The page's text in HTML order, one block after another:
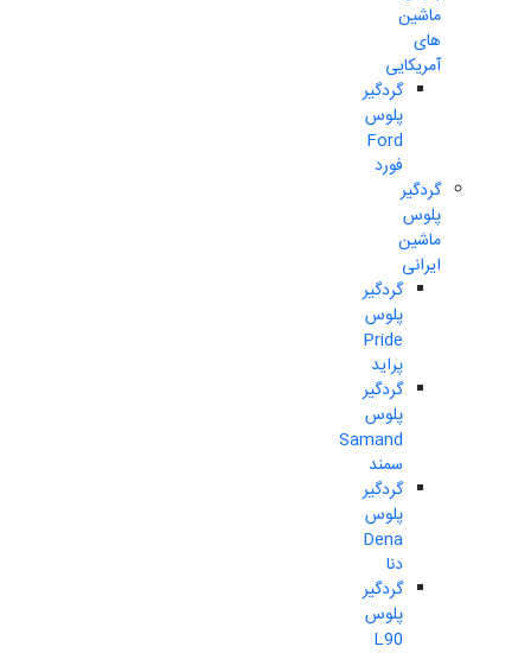
ماشین
های
آمریکایی
گردگیر
پلوس
Ford
فورد
گردگیر
پلوس
ماشین
ایرانی
گردگیر
پلوس
Pride
پراید
گردگیر
پلوس
Samand
سمند
گردگیر
پلوس
Dena
دنا
گردگیر
پلوس
L90